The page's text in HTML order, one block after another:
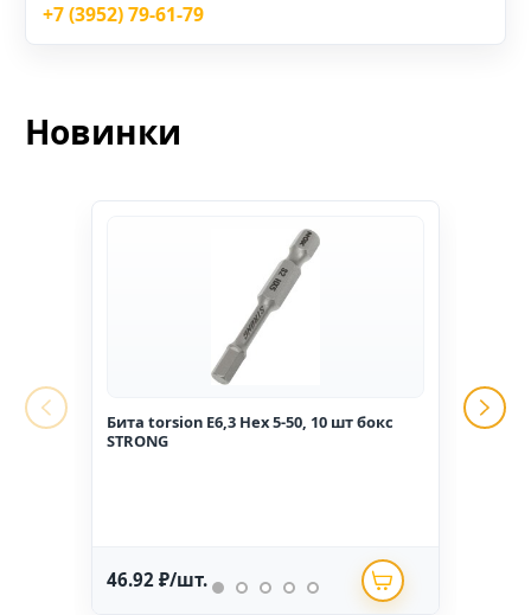
+7 (3952) 79-61-79
Новинки
Бита torsion E6,3 Hex 5-50, 10 шт бокс
STRONG
46.92 ₽/шт.